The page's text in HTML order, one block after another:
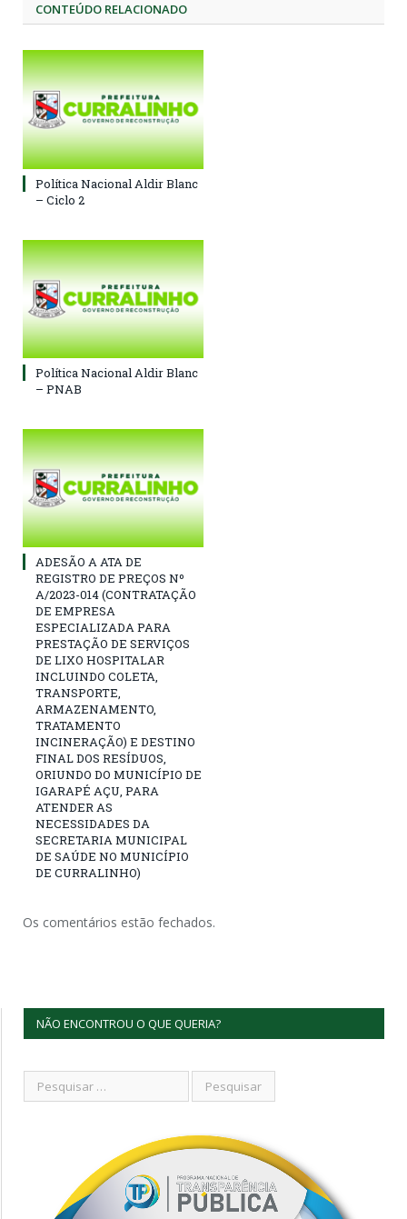
CONTEÚDO RELACIONADO
Política Nacional Aldir Blanc
– Ciclo 2
Política Nacional Aldir Blanc
– PNAB
ADESÃO A ATA DE
REGISTRO DE PREÇOS Nº
A/2023-014 (CONTRATAÇÃO
DE EMPRESA
ESPECIALIZADA PARA
PRESTAÇÃO DE SERVIÇOS
DE LIXO HOSPITALAR
INCLUINDO COLETA,
TRANSPORTE,
ARMAZENAMENTO,
TRATAMENTO
INCINERAÇÃO) E DESTINO
FINAL DOS RESÍDUOS,
ORIUNDO DO MUNICÍPIO DE
IGARAPÉ AÇU, PARA
ATENDER AS
NECESSIDADES DA
SECRETARIA MUNICIPAL
DE SAÚDE NO MUNICÍPIO
DE CURRALINHO)
Os comentários estão fechados.
NÃO ENCONTROU O QUE QUERIA?